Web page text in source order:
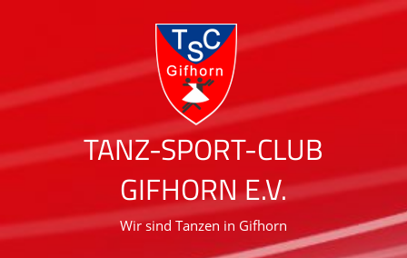
TANZ-SPORT-CLUB
GIFHORN E.V.
Wir sind Tanzen in Gifhorn